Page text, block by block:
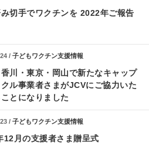
切手でワクチンを 2022年ご報告
24 /子どもワクチン支援情報
川・東京・岡山で新たなキャップ
クル事業者さまがJCVにご協力いた
とになりました
23 /子どもワクチン支援情報
12月の支援者さま贈呈式